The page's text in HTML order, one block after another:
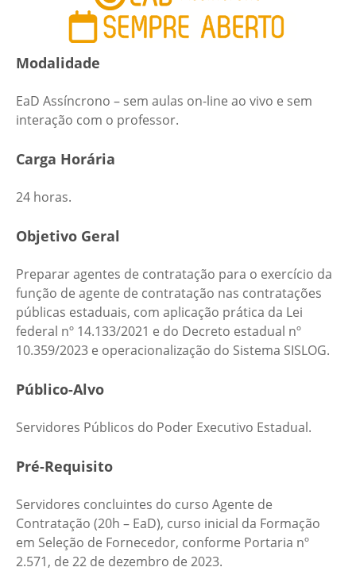
Modalidade
EaD Assíncrono – sem aulas on-line ao vivo e sem
interação com o professor.
Carga Horária
24 horas.
Objetivo Geral
Preparar agentes de contratação para o exercício da
função de agente de contratação nas contratações
públicas estaduais, com aplicação prática da Lei
federal nº 14.133/2021 e do Decreto estadual nº
10.359/2023 e operacionalização do Sistema SISLOG.
Público-Alvo
Servidores Públicos do Poder Executivo Estadual.
Pré-Requisito
Servidores concluintes do curso Agente de
Contratação (20h – EaD), curso inicial da Formação
em Seleção de Fornecedor, conforme Portaria nº
2.571, de 22 de dezembro de 2023.